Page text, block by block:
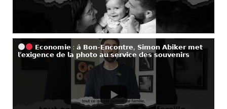
𝗘𝗰𝗼𝗻𝗼𝗺𝗶𝗲 : 𝗮̀ 𝗕𝗼𝗻-𝗘𝗻𝗰𝗼𝗻𝘁𝗿𝗲, 𝗦𝗶𝗺𝗼𝗻 𝗔𝗯𝗶𝗸𝗲𝗿 𝗺𝗲𝘁
𝗹’𝗲𝘅𝗶𝗴𝗲𝗻𝗰𝗲 𝗱𝗲 𝗹𝗮 𝗽𝗵𝗼𝘁𝗼 𝗮𝘂 𝘀𝗲𝗿𝘃𝗶𝗰𝗲 𝗱𝗲𝘀 𝘀𝗼𝘂𝘃𝗲𝗻𝗶𝗿𝘀